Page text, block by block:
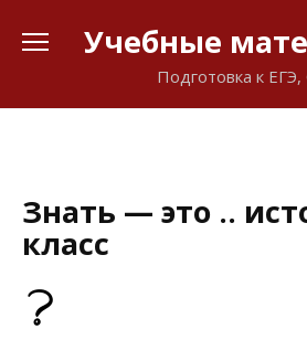
Учебные
Подготовка к
Знать — это ..
класс